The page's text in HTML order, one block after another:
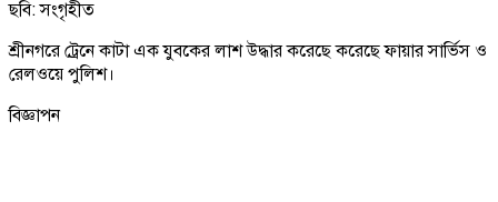
ছবি: সংগৃহীত
শ্রীনগরে ট্রেনে কাটা এক যুবকের লাশ উদ্ধার করেছে করেছে ফায়ার সার্ভিস ও
রেলওয়ে পুলিশ।
বিজ্ঞাপন